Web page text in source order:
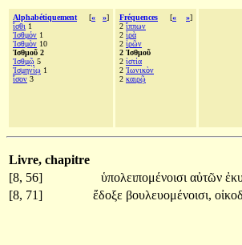
Alphabétiquement [« »]
ἴσθι 1
Ἰσθμόν 1
Ἰσθμὸν 10
Ἰσθμοῦ 2
Ἰσθμῷ 5
Ἰσμηνίῳ 1
ἴσον 3
Fréquences [« »]
2 ἵππων
2 ἱρὰ
2 ἱρῶν
2 Ἰσθμοῦ
2 ἱστία
2 Ἰωνικὸν
2 καιρῷ
Livre, chapitre
[8, 56]
ὑπολειπομένοισι αὐτῶν
[8, 71]
ἔδοξε βουλευομένοισι,